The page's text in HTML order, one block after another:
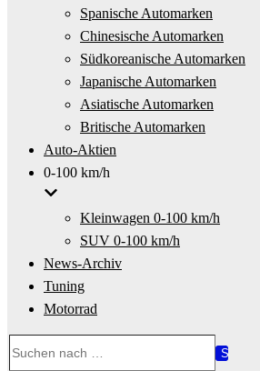
Spanische Automarken
Chinesische Automarken
Südkoreanische Automarken
Japanische Automarken
Asiatische Automarken
Britische Automarken
Auto-Aktien
0-100 km/h
Kleinwagen 0-100 km/h
SUV 0-100 km/h
News-Archiv
Tuning
Motorrad
nach …